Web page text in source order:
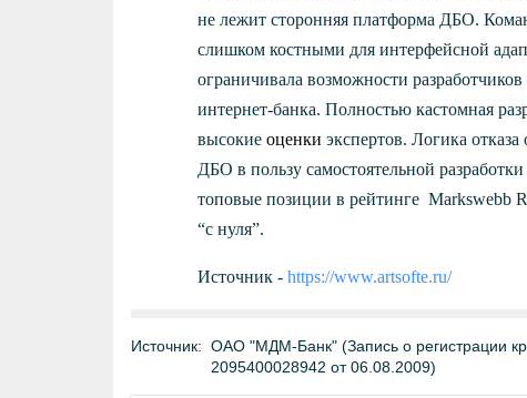
не лежит сторонняя платформа ДБО.
слишком костными для интерфейсной
ограничивала возможности
интернет-банка. Полностью кастомная
высокие оценки экспертов. Логика
ДБО в пользу самостоятельной
топовые позиции в рейтинге Markswebb
“с нуля”.
Источник - https://www.artsofte.ru/
Источник: ОАО "МДМ-Банк" (Запись о регистрации
2095400028942 от 06.08.2009)